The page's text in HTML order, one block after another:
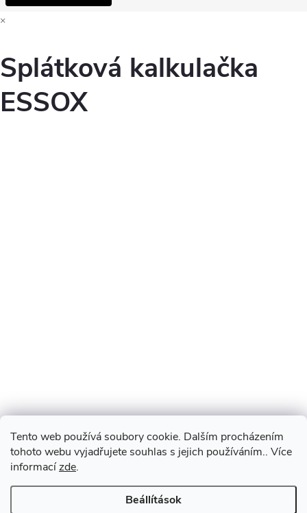
Tento web používá soubory cookie. Dalším procházením
tohoto webu vyjadřujete souhlas s jejich používáním.. Více
informacízde.
Beállítások
×
Splátková kalkulačka
ESSOX